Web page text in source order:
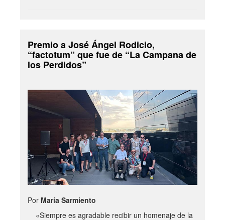
Premio a José Ángel Rodicio,
“factotum” que fue de “La Campana de
los Perdidos”
Por María Sarmiento
«Siempre es agradable recibir un homenaje de la